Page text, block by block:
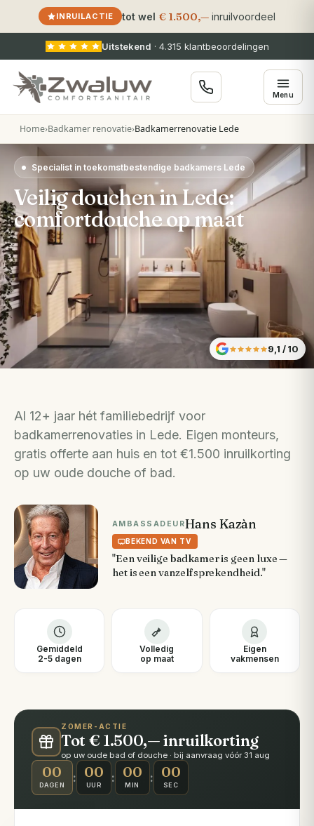
INRUILACTIE tot wel € 1.500,— inruilvoordeel
Uitstekend · 4.315 klantbeoordelingen
Menu
Home›Badkamer renovatie›Badkamerrenovatie Lede
Specialist in toekomstbestendige badkamers Lede
Veilig douchen in Lede:
comfortdouche op maat
9,1 / 10
Al 12+ jaar hét familiebedrijf voor
badkamerrenovaties in Lede. Eigen monteurs,
gratis offerte aan huis en tot €1.500 inruilkorting
op uw oude douche of bad.
AMBASSADEURHans Kazàn
BEKEND VAN TV
"Een veilige badkamer is geen luxe —
het is een vanzelfsprekendheid."
Gemiddeld
2-5 dagen
Volledig
op maat
Eigen
vakmensen
ZOMER-ACTIE
Tot € 1.500,— inruilkorting
op uw oude bad of douche · bij aanvraag vóór 31 aug
00
DAGEN
: 00
UUR
: 00
MIN
: 00
SEC